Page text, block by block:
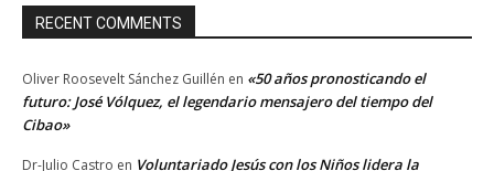
RECENT COMMENTS
Oliver Roosevelt Sánchez Guillén en «50 años pronosticando el
futuro: José Vólquez, el legendario mensajero del tiempo del
Cibao»
Dr-Julio Castro en Voluntariado Jesús con los Niños lidera la